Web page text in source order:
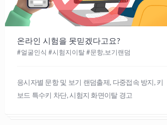
온라인 시험을 못믿겠다고요?
#얼굴인식 #시험지이탈 #문항,보기랜덤
응시자별 문항 및 보기 랜덤출제, 다중접속 방지, 키
보드 특수키 차단, 시험지 화면이탈 경고